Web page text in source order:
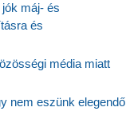
máj- és
és
média miatt
nem eszünk elegendő